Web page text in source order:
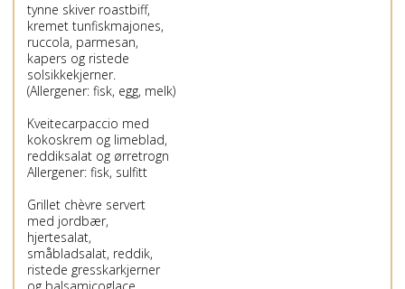
tynne skiver roastbiff,
kremet tunfiskmajones,
ruccola, parmesan,
kapers og ristede
solsikkekjerner.
(Allergener: fisk, egg, melk)
Kveitecarpaccio med
kokoskrem og limeblad,
reddiksalat og ørretrogn
Allergener: fisk, sulfitt
Grillet chèvre servert
med jordbær,
hjertesalat,
småbladsalat, reddik,
ristede gresskarkjerner